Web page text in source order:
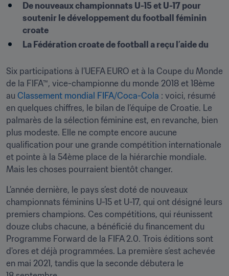
De nouveaux championnats U-15 et U-17 pour
soutenir le développement du football féminin
croate
La Fédération croate de football a reçu l’aide du
Six participations à l’UEFA EURO et à la Coupe du Monde
de la FIFA™, vice-championne du monde 2018 et 18ème
au Classement mondial FIFA/Coca-Cola : voici, résumé
en quelques chiffres, le bilan de l’équipe de Croatie. Le
palmarès de la sélection féminine est, en revanche, bien
plus modeste. Elle ne compte encore aucune
qualification pour une grande compétition internationale
et pointe à la 54ème place de la hiérarchie mondiale.
Mais les choses pourraient bientôt changer.
L’année dernière, le pays s’est doté de nouveaux
championnats féminins U-15 et U-17, qui ont désigné leurs
premiers champions. Ces compétitions, qui réunissent
douze clubs chacune, a bénéficié du financement du
Programme Forward de la FIFA 2.0. Trois éditions sont
d'ores et déjà programmées. La première s’est achevée
en mai 2021, tandis que la seconde débutera le